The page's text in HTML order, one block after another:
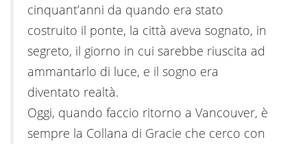
cinquant’anni da quando era stato
costruito il ponte, la città aveva sognato, in
segreto, il giorno in cui sarebbe riuscita ad
ammantarlo di luce, e il sogno era
diventato realtà.
Oggi, quando faccio ritorno a Vancouver, è
sempre la Collana di Gracie che cerco con